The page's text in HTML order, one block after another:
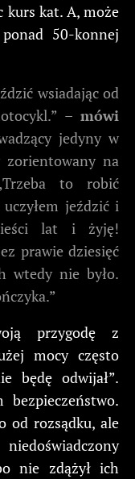
kurs kat. A, może
50-konnej
wsiadając od
– mówi
jedyny w
zorientowany na
to robić
jeździć i
lat i żyję!
prawie dziesięć
wtedy nie było.
przygodę z
mocy często
będę odwijał”.
od rozsądku, ale
nie zdążył ich